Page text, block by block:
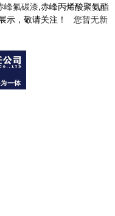
峰氟碳漆,赤峰丙烯酸聚氨酯
示，敬请关注！ 您暂无新